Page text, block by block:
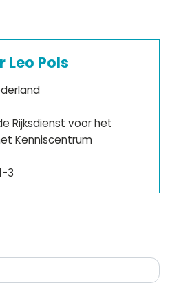
Leo Pols
Rijksdienst voor het
Kenniscentrum
3